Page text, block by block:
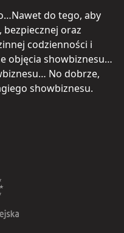
do tego, aby
oraz
codzienności i
objęcia showbiznesu…
No dobrze,
showbiznesu.